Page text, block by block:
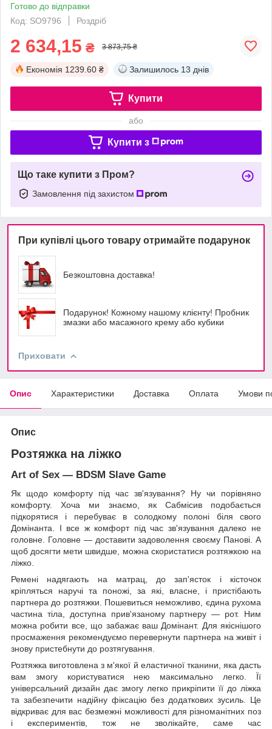
Готово до відправки
Код: SO9796
Роздріб
2 634,15 ₴ 3 873,75 ₴
Економія 1239.60 ₴ Залишилось 13 днів
Купити
або
Купити з
Що таке купити з Пром?
Замовлення під захистом
При купівлі цього товару отримайте подарунок
Безкоштовна доставка!
Подарунок! Кожному нашому клієнту! Пробник
змазки або масажного крему або кубики
Приховати
Опис Характеристики Доставка Оплата Умови
Опис
Розтяжка на ліжко
Art of Sex — BDSM Slave Game
Як щодо комфорту під час зв'язування? Ну чи порівняно
комфорту. Хоча ми знаємо, як Сабмісив подобається
підкорятися і перебуває в солодкому полоні біля свого
Домінанта. І все ж комфорт під час зв'язування далеко не
головне. Головне — доставити задоволення своєму Панові. А
щоб досягти мети швидше, можна скористатися розтяжкою на
ліжко.
Ремені надягають на матрац, до зап'ясток і кісточок
кріпляться наручі та поножі, за які, власне, і пристібають
партнера до розтяжки. Пошевиться неможливо, єдина рухома
частина тіла, доступна прив'язаному партнеру — рот. Ним
можна робити все, що забажає ваш Домінант. Для якіснішого
просмаження рекомендуємо перевернути партнера на живіт і
знову пристебнути до розтягування.
Розтяжка виготовлена з м'якої й еластичної тканини, яка дасть
вам змогу користуватися нею максимально легко. Її
універсальний дизайн дає змогу легко прикріпити її до ліжка
та забезпечити надійну фіксацію без додаткових зусиль. Це
відкриває для вас безмежні можливості для різноманітних поз
і експериментів, тож не зволікайте, саме час